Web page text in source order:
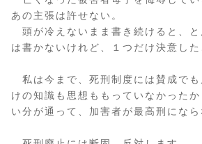
あの主張は許せない。
頭が冷えないまま書き続けると、と
は書かないけれど、１つだけ決意した
私は今まで、死刑制度には賛成で
けの知識も思想ももっていなかった
い分が通って、加害者が最高刑にな